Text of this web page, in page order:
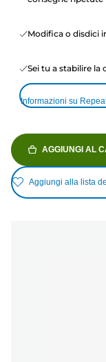
Modifica o disdici
Sei tu a stabilire la
Informazioni su
AGGIUNGI AL
Aggiungi alla lista